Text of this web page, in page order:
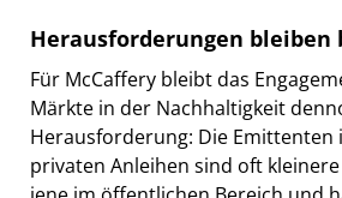
Herausforderungen bleiben
Für McCaffery bleibt das
Märkte in der Nachhaltigkeit
Herausforderung: Die Emittenten
privaten Anleihen sind oft